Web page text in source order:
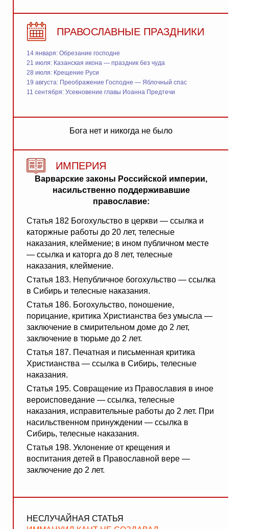
ПРАВОСЛАВНЫЕ ПРАЗДНИКИ
14 января: Обрезание господне
21 июля: Казанская икона — праздник без чуда
28 июля: Крещение Руси
19 августа: Преображение Господне — Яблочный спас
11 сентября: Усекновение главы Иоанна Предтечи
Бога нет и никогда не было
ИМПЕРИЯ
Варварские законы Российской империи,
насильственно поддерживавшие
православие:
Статья 182 Богохульство в церкви — ссылка и
каторжные работы до 20 лет, телесные
наказания, клеймение; в ином публичном месте
— ссылка и каторга до 8 лет, телесные
наказания, клеймение.
Статья 183. Непубличное богохульство — ссылка
в Сибирь и телесные наказания.
Статья 186. Богохульство, поношение,
порицание, критика Христианства без умысла —
заключение в смирительном доме до 2 лет,
заключение в тюрьме до 2 лет.
Статья 187. Печатная и письменная критика
Христианства — ссылка в Сибирь, телесные
наказания.
Статья 195. Совращение из Православия в иное
вероисповедание — ссылка, телесные
наказания, исправительные работы до 2 лет. При
насильственном принуждении — ссылка в
Сибирь, телесные наказания.
Статья 198. Уклонение от крещения и
воспитания детей в Православной вере —
заключение до 2 лет.
НЕСЛУЧАЙНАЯ СТАТЬЯ